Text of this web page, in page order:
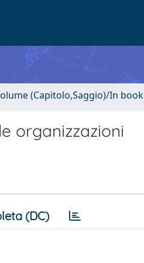
(Capitolo,Saggio)/In book
organizzazioni
(DC)